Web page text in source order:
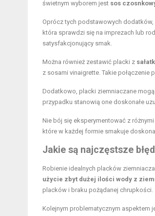
świetnym wyborem jest sos
Oprócz tych podstawowych dodatków,
która sprawdzi się na imprezach lub
satysfakcjonujący smak.
Można również zestawić placki z
z sosami vinaigrette. Takie
Dodatkowo, placki ziemniaczane
przypadku stanowią one doskonałe
Nie bój się eksperymentować z
które w każdej formie smakuje
Jakie są najczęstsze
Robienie idealnych placków
użycie zbyt dużej ilości wody z
placków i braku pożądanej chrupkości.
Kolejnym problematycznym aspektem